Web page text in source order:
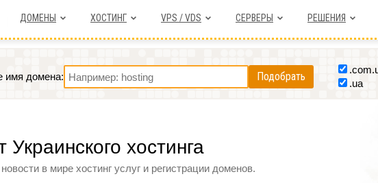
ДОМЕНЫ ХОСТИНГ VPS / VDS СЕРВЕРЫ РЕШЕНИЯ
имя домена: Подобрать
.ua
Украинского хостинга
в мире хостинг услуг и регистрации доменов.